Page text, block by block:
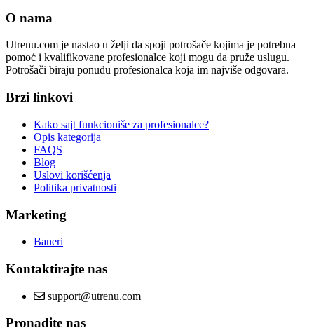
O nama
Utrenu.com je nastao u želji da spoji potrošače kojima je potrebna
pomoć i kvalifikovane profesionalce koji mogu da pruže uslugu.
Potrošači biraju ponudu profesionalca koja im najviše odgovara.
Brzi linkovi
Kako sajt funkcioniše za profesionalce?
Opis kategorija
FAQS
Blog
Uslovi korišćenja
Politika privatnosti
Marketing
Baneri
Kontaktirajte nas
support@utrenu.com
Pronađite nas